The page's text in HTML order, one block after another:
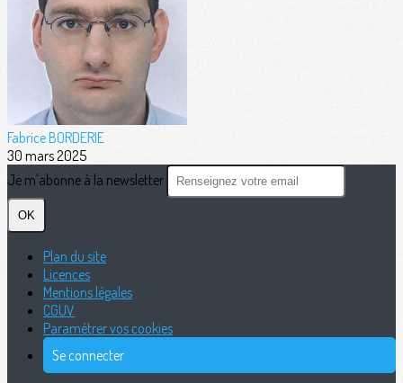
Fabrice BORDERIE
30 mars 2025
Je m'abonne à la newsletter
OK
Plan du site
Licences
Mentions légales
CGUV
Paramétrer vos cookies
Se connecter